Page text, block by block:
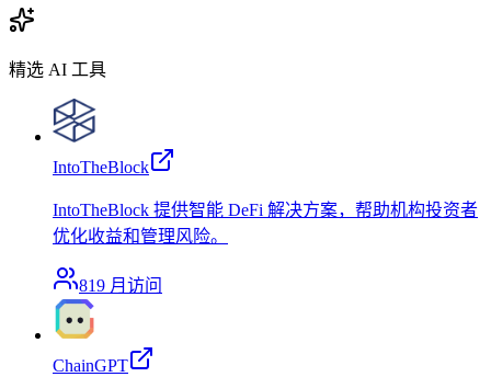
精选 AI 工具
IntoTheBlock
IntoTheBlock 提供智能 DeFi 解决方案，帮助机构投资者
优化收益和管理风险。
819 月访问
ChainGPT